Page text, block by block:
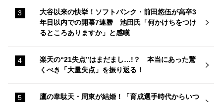
大谷以来の快挙！ソフトバンク・前田悠伍が高卒3
年目以内での開幕7連勝 池田氏「何かけちをつけ
るところありますか」と感嘆
楽天の“21失点”はまだまし…!？ 本当にあった驚
くべき「大量失点」を振り返る！
鷹の韋駄天・周東が結婚！「育成選手時代からいつ